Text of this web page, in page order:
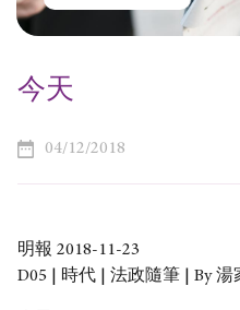
今天
04/12/2018
明報 2018-11-23
D05 | 時代 | 法政隨筆 | By 湯